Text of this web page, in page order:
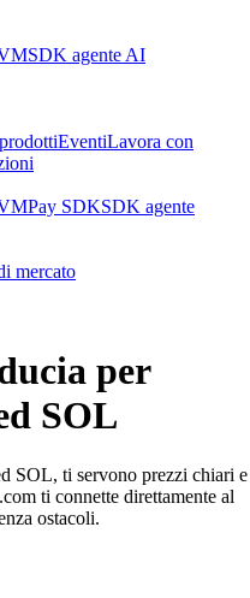
SDK agente AI
EventiLavora con
Pay SDKSDK agente
mercato
per
SOL
SOL, ti servono prezzi chiari e
ti connette direttamente al
ostacoli.